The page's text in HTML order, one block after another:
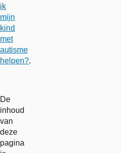
ik
mijn
kind
met
autisme
helpen?.
De
inhoud
van
deze
pagina